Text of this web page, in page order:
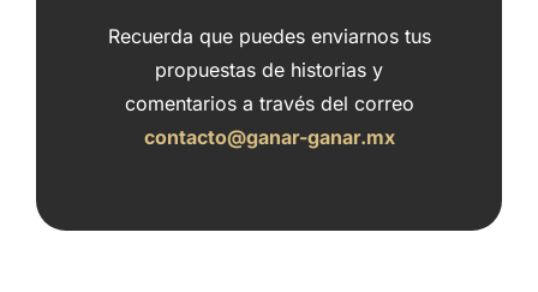
Recuerda que puedes enviarnos tus
propuestas de historias y
comentarios a través del correo
contacto@ganar-ganar.mx